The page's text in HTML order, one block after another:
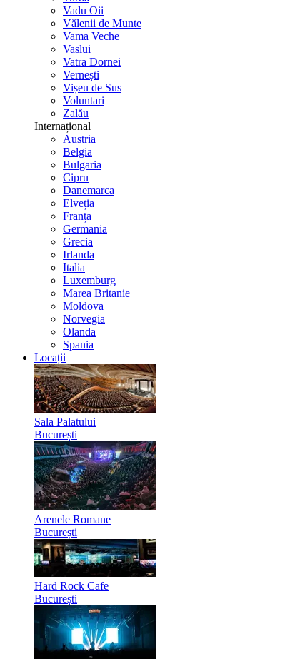
Vadu Oii
Vălenii de Munte
Vama Veche
Vaslui
Vatra Dornei
Vernești
Vișeu de Sus
Voluntari
Zalău
Internațional
Austria
Belgia
Bulgaria
Cipru
Danemarca
Elveția
Franța
Germania
Grecia
Irlanda
Italia
Luxemburg
Marea Britanie
Moldova
Norvegia
Olanda
Spania
Locații
Sala Palatului
București
Arenele Romane
București
Hard Rock Cafe
București